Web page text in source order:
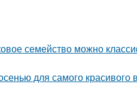
семейство можно
для самого красивого